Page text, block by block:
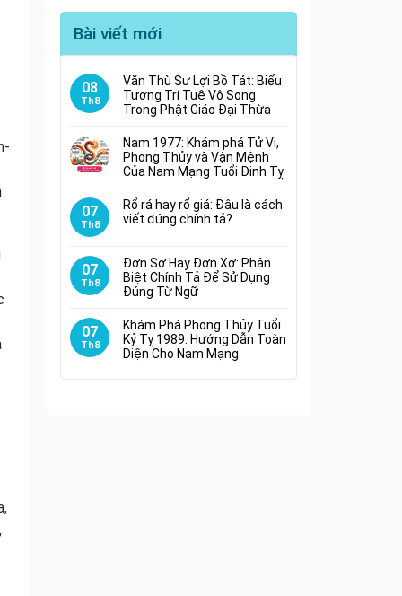
Bài viết mới
08
Th8
Văn Thù Sư Lợi Bồ Tát: Biểu
Tượng Trí Tuệ Vô Song
Trong Phật Giáo Đại Thừa
Nam 1977: Khám phá Tử Vi,
Phong Thủy và Vận Mệnh
Của Nam Mạng Tuổi Đinh Tỵ
07
Th8
Rổ rá hay rổ giá: Đâu là cách
viết đúng chính tả?
07
Th8
Đơn Sơ Hay Đơn Xơ: Phân
Biệt Chính Tả Để Sử Dụng
Đúng Từ Ngữ
07
Th8
Khám Phá Phong Thủy Tuổi
Kỷ Tỵ 1989: Hướng Dẫn Toàn
Diện Cho Nam Mạng